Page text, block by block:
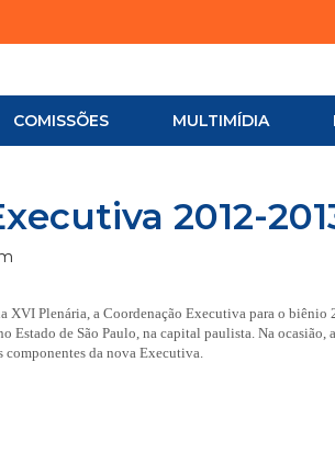
COMISSÕES MULTIMÍDIA
2012-
XVI Plenária, a Coordenação Executiva para o biênio
Estado de São Paulo, na capital paulista. Na ocasião,
componentes da nova Executiva.